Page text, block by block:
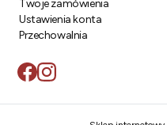
Twoje zamówienia
Ustawienia konta
Przechowalnia